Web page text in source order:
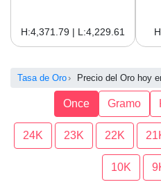
H:4,371.79 | L:4,229.61
Tasa de Oro Precio del Oro hoy
Once Gramo
24K 23K 22K
10K